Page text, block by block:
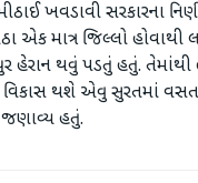
ખવડાવી સરકારના
એક માત્ર જિલ્લો
હેરાન થવું પડતું હતું.
થશે એવુ સુરતમાં વસતા
જણાવ્ય હતું.